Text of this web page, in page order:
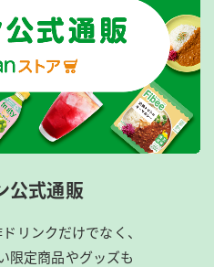
公式通販
リンクだけでなく、
限定商品やグッズも